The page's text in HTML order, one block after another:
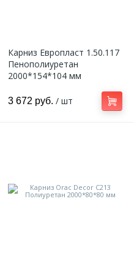
Карниз Европласт 1.50.117
Пенополиуретан
2000*154*104 мм
3 672 руб. / шт